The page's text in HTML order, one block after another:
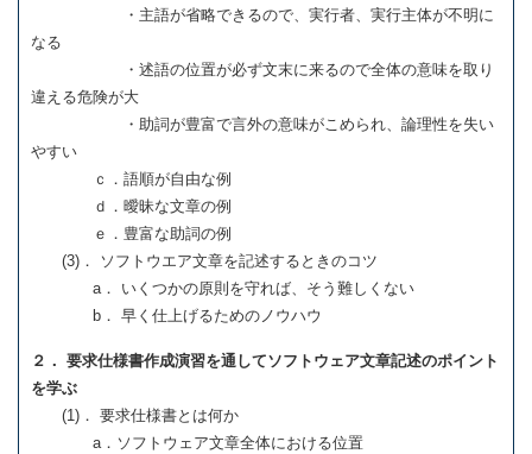
・主語が省略できるので、実行者、実行主体が不明に
なる
・述語の位置が必ず文末に来るので全体の意味を取り
違える危険が大
・助詞が豊富で言外の意味がこめられ、論理性を失い
やすい
ｃ．語順が自由な例
ｄ．曖昧な文章の例
ｅ．豊富な助詞の例
(3)． ソフトウエア文章を記述するときのコツ
a． いくつかの原則を守れば、そう難しくない
b． 早く仕上げるためのノウハウ
２． 要求仕様書作成演習を通してソフトウェア文章記述のポイント
を学ぶ
(1)． 要求仕様書とは何か
a．ソフトウェア文章全体における位置